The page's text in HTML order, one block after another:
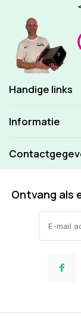
Handige links
Informatie
Ontvang als